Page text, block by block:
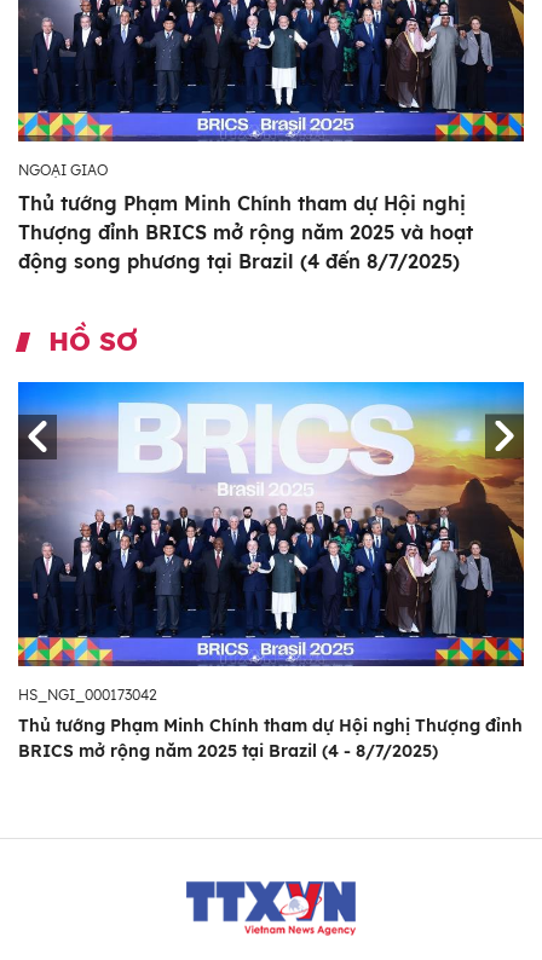
NGOẠI GIAO
Thủ tướng Phạm Minh Chính tham dự Hội nghị
Thượng đỉnh BRICS mở rộng năm 2025 và hoạt
động song phương tại Brazil (4 đến 8/7/2025)
HỒ SƠ
HS_NGI_000173042
Thủ tướng Phạm Minh Chính tham dự Hội nghị Thượng đỉnh
BRICS mở rộng năm 2025 tại Brazil (4 - 8/7/2025)